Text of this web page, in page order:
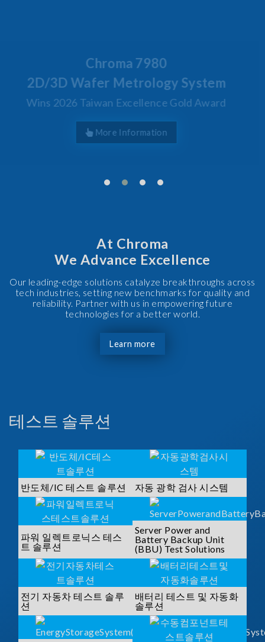
Behind Every Optics Breakthrough
Chroma's Reliability Test
Solutions for SiPh/PIC
Manufacturing
At Chroma
We Advance Excellence
Our leading-edge solutions catalyze breakthroughs across
tech industries, setting new benchmarks for quality and
reliability. Partner with us in empowering future
technologies for a better world.
Learn more
테스트 솔루션
반도체/IC 테스트 솔루션 자동 광학 검사 시스템
파워 일렉트로닉스 테스
트 솔루션
Server Power and
Battery Backup Unit
(BBU) Test Solutions
전기 자동차 테스트 솔루
션
배터리 테스트 및 자동화
솔루션